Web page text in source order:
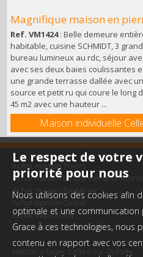
Magnifique maison en
Ref. VM1424: Belle demeure
habitable, cuisine SCHMIDT, 3
bureau lumineux au rdc, séjour
avec ses deux baies coulissantes
une grande terrasse dallée avec
source et petit ru qui coure le long
45 m2 avec une hauteur ...
Maison individuelle
Achat maison Thiers
Achat maison La Monnerie-le-
Achat maison Paslières
Achat maison Orléat
Achat maison Ris
Achat maison Saint-Flour
Maison à louer Celles-sur-Durolle
Le respect de votre
priorité pour nous
Nous utilisons des cookies afin
optimale et une
Grace à ces technologies, nous
contenu en rapport avec vos